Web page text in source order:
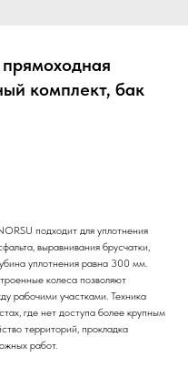
комплект, бак
подходит для уплотнения
выравнивания брусчатки,
уплотнения равна 300 мм.
колеса позволяют
рабочими участками. Техника
где нет доступа более крупным
территорий, прокладка
работ.